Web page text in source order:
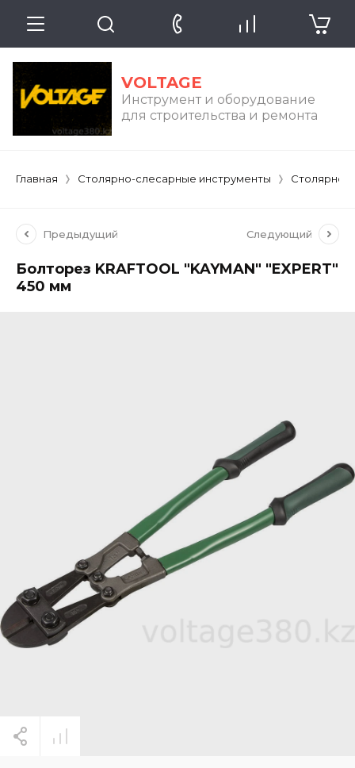
VOLTAGE
Инструмент и оборудование
для строительства и ремонта
Главная Столярно-слесарные инструменты Столярно-
Предыдущий Следующий
Болторез KRAFTOOL "KAYMAN" "EXPERT"
450 мм